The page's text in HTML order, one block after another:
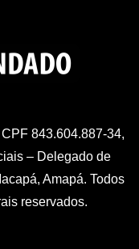
843.604.887-34,
– Delegado de
Amapá. Todos
reservados.